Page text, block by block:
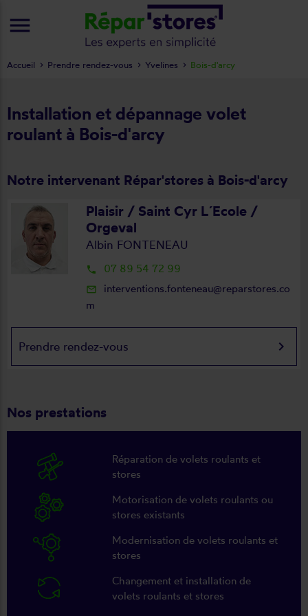
Installation et dépannage volet
roulant à Bois-d'arcy
Notre intervenant Répar'stores à Bois-d'arcy
Plaisir / Saint Cyr L´Ecole /
Orgeval
Albin FONTENEAU
local_phone 07 89 54 72 99
mail_outline
interventions.fonteneau@reparstores.co
m
Prendre rendez-vous keyboard_arrow_right
Nos prestations
Réparation de volets roulants et
stores
Motorisation de volets roulants ou
stores existants
Modernisation de volets roulants et
stores
Changement et installation de
volets roulants et stores
Accueil Prendre rendez-vous Yvelines Bois-d'arcy
menu